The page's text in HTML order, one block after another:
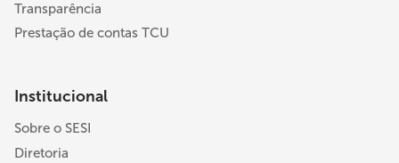
Transparência
Prestação de contas TCU
Institucional
Sobre o SESI
Diretoria